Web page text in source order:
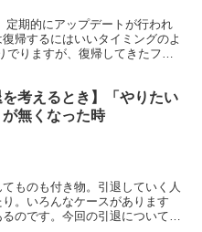
定期的にアップデートが行われ
帰するにはいいタイミングのよ
でりますが、復帰してきたフレ
を考えるとき】「やりたい
が無くなった時
ものも付き物。引退していく人
。いろんなケースがあります
のです。今回の引退についての